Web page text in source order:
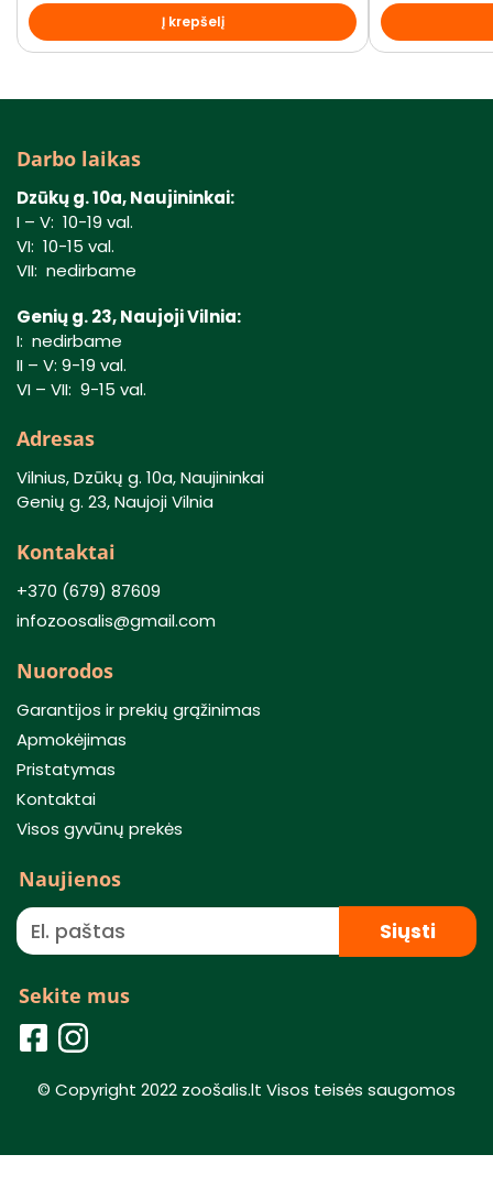
Į krepšelį
Darbo laikas
Dzūkų g. 10a, Naujininkai:
I – V: 10-19 val.
VI: 10-15 val.
VII: nedirbame
Genių g. 23, Naujoji Vilnia:
I: nedirbame
II – V: 9-19 val.
VI – VII: 9-15 val.
Adresas
Vilnius, Dzūkų g. 10a, Naujininkai
Genių g. 23, Naujoji Vilnia
Kontaktai
+370 (679) 87609
infozoosalis@gmail.com
Nuorodos
Garantijos ir prekių grąžinimas
Apmokėjimas
Pristatymas
Kontaktai
Visos gyvūnų prekės
Naujienos
Siųsti
Sekite mus
© Copyright 2022 zoošalis.lt Visos teisės saugomos